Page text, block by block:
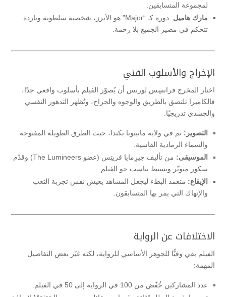
لمجموعة المتسابقين.
مارك هاميل
: دوره كـ “Major” هو الأبرز، شخصية سلطوية وباردة
تتحكم في مصير الجميع بلا رحمة.
الإخراج والأسلوب الفني
اختار المخرج فرانسِس لورنس أن يُصوّر الفيلم بأسلوب واقعي جدًا،
فالكاميرا تلتصق بالطريق والوجوه والجراح، وتُظهر التدهور النفسي
والجسدي تدريجيًا.
التصوير: تم في ولاية مانيتوبا بكندا، حيث الطرق الطويلة المفتوحة
والسماء الرمادية القاسية.
الموسيقى:
من تأليف جيرِمايا فريتِس (عضو The Lumineers) وقدّم
سكور متوتّر وبسيط يناسب جو الفيلم.
الإيقاع: متعمد البطء ليجعل المشاهد يعيش نفس تجربة التعب
والإنهاك التي يمر بها المتسابقون.
الاختلافات عن الرواية
الفيلم بقي وفيًّا للجوهر الأساسي للرواية، لكنه غيّر بعض التفاصيل
المهمة:
عدد المشاركين خُفّض من 100 في الرواية إلى 50 في الفيلم.